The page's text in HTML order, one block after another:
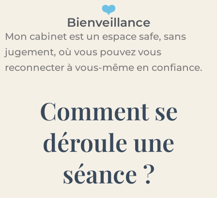
❤️
Bienveillance
Mon cabinet est un espace safe, sans
jugement, où vous pouvez vous
reconnecter à vous-même en confiance.
Comment se
déroule une
séance ?